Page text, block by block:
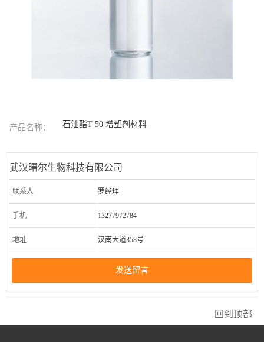
产品名称： 石油酯T-50 增塑剂材料
武汉曙尔生物科技有限公司
联系人 罗经理
手机 13277972784
地址 汉南大道358号
发送留言
回到顶部